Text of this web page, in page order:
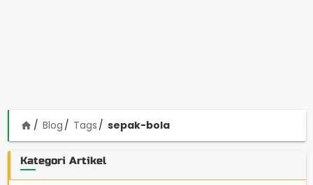
home Blog Tags sepak-bola
Kategori Artikel